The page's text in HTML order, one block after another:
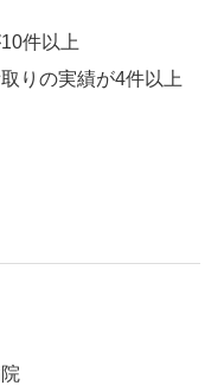
件以上
りの実績が4件以上
院